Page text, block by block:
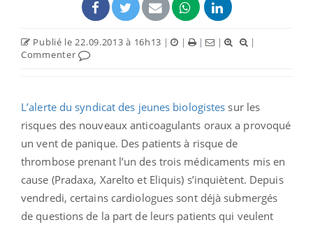
Publié le 22.09.2013 à 16h13 | | | |
|
Commenter
L’alerte du syndicat des jeunes biologistes sur les
risques des nouveaux anticoagulants oraux a provoqué
un vent de panique. Des patients à risque de
thrombose prenant l’un des trois médicaments mis en
cause (Pradaxa, Xarelto et Eliquis) s’inquiètent. Depuis
vendredi, certains cardiologues sont déjà submergés
de questions de la part de leurs patients qui veulent